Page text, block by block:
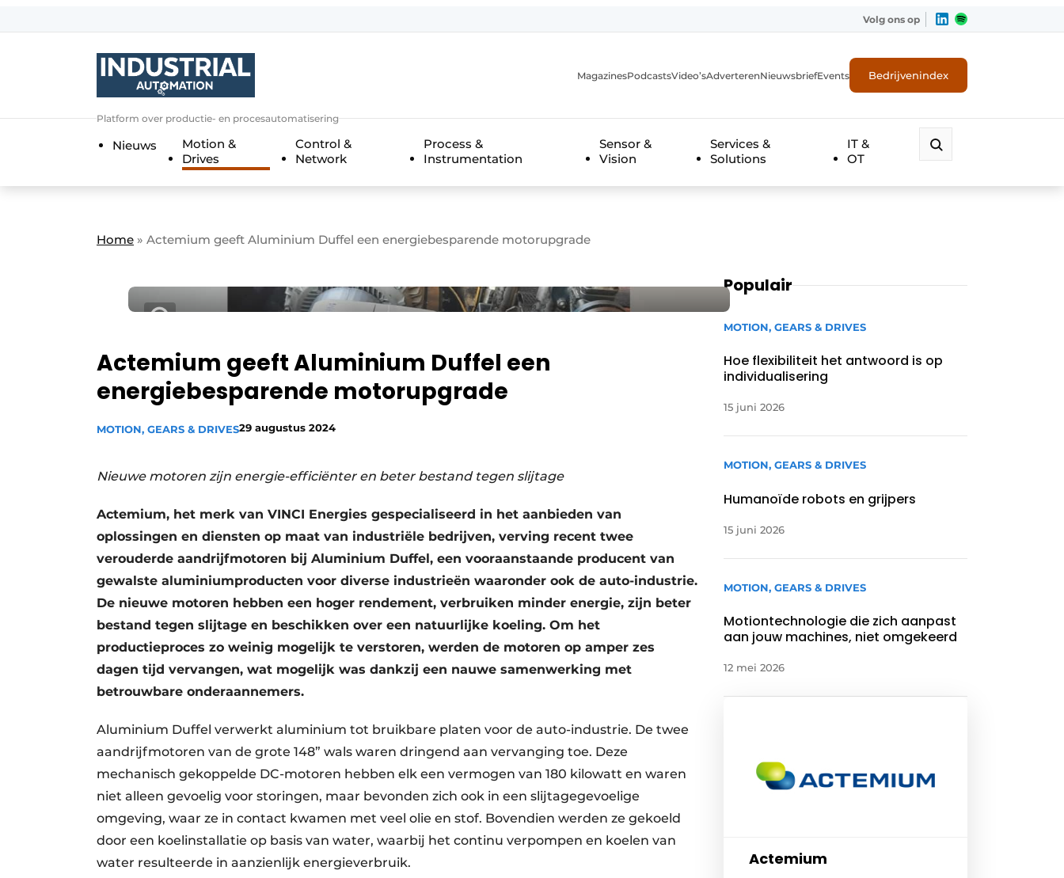
Algemene voorwaarden
Contact
Direct contact
Evenement aanmelden
Meest gelezen
Privacy / Cookie statement
Vacature aanmelden
Vacatures
Volg ons op
Platform over productie- en procesautomatisering
MagazinesPodcastsVideo’sAdverterenNieuwsbriefEvents Bedrijvenindex
Nieuws
Motion &
Drives
Control &
Network
Process &
Instrumentation
Sensor &
Vision
Services &
Solutions
IT &
OT
Home » Actemium geeft Aluminium Duffel een energiebesparende motorupgrade
Actemium geeft Aluminium Duffel een
energiebesparende motorupgrade
MOTION, GEARS & DRIVES29 augustus 2024
Nieuwe motoren zijn energie-efficiënter en beter bestand tegen slijtage
Actemium, het merk van VINCI Energies gespecialiseerd in het aanbieden van
oplossingen en diensten op maat van industriële bedrijven, verving recent twee
verouderde aandrijfmotoren bij Aluminium Duffel, een vooraanstaande producent van
gewalste aluminiumproducten voor diverse industrieën waaronder ook de auto-industrie.
De nieuwe motoren hebben een hoger rendement, verbruiken minder energie, zijn beter
bestand tegen slijtage en beschikken over een natuurlijke koeling. Om het
productieproces zo weinig mogelijk te verstoren, werden de motoren op amper zes
dagen tijd vervangen, wat mogelijk was dankzij een nauwe samenwerking met
betrouwbare onderaannemers.
Aluminium Duffel verwerkt aluminium tot bruikbare platen voor de auto-industrie. De twee
aandrijfmotoren van de grote 148” wals waren dringend aan vervanging toe. Deze
mechanisch gekoppelde DC-motoren hebben elk een vermogen van 180 kilowatt en waren
niet alleen gevoelig voor storingen, maar bevonden zich ook in een slijtagegevoelige
omgeving, waar ze in contact kwamen met veel olie en stof. Bovendien werden ze gekoeld
door een koelinstallatie op basis van water, waarbij het continu verpompen en koelen van
water resulteerde in aanzienlijk energieverbruik.
Populair
MOTION, GEARS & DRIVES
Hoe flexibiliteit het antwoord is op
individualisering
15 juni 2026
MOTION, GEARS & DRIVES
Humanoïde robots en grijpers
15 juni 2026
MOTION, GEARS & DRIVES
Motiontechnologie die zich aanpast
aan jouw machines, niet omgekeerd
12 mei 2026
Actemium